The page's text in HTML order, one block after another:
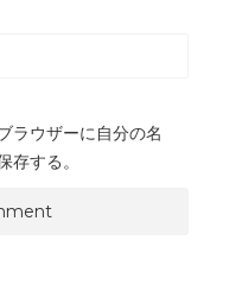
ラウザーに自分の名
存する。